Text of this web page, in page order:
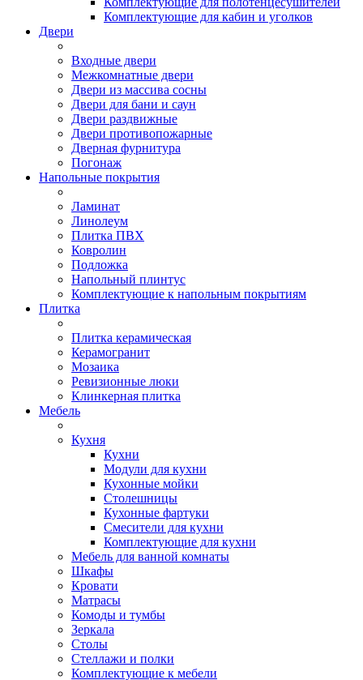
Комплектующие для кабин и уголков
Двери
Входные двери
Межкомнатные двери
Двери из массива сосны
Двери для бани и саун
Двери раздвижные
Двери противопожарные
Дверная фурнитура
Погонаж
Напольные покрытия
Ламинат
Линолеум
Плитка ПВХ
Ковролин
Подложка
Напольный плинтус
Комплектующие к напольным покрытиям
Плитка
Плитка керамическая
Керамогранит
Мозаика
Ревизионные люки
Клинкерная плитка
Мебель
Кухня
Кухни
Модули для кухни
Кухонные мойки
Столешницы
Кухонные фартуки
Смесители для кухни
Комплектующие для кухни
Мебель для ванной комнаты
Шкафы
Кровати
Матрасы
Комоды и тумбы
Зеркала
Столы
Стеллажи и полки
Комплектующие к мебели